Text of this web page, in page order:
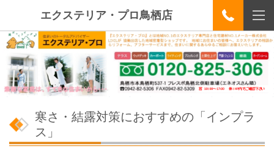
エクステリア・プロ鳥栖店
寒さ・結露対策におすすめの「インプラ
ス」